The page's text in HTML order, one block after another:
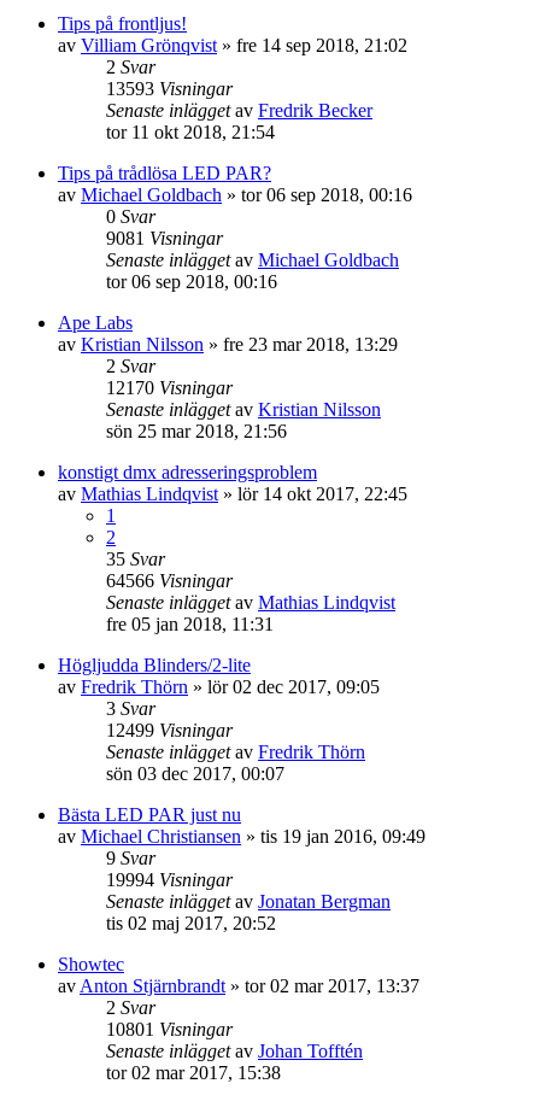
Tips på frontljus!
av Villiam Grönqvist » fre 14 sep 2018, 21:02
2 Svar
13593 Visningar
Senaste inläggetav Fredrik Becker
tor 11 okt 2018, 21:54
Tips på trådlösa LED PAR?
av Michael Goldbach » tor 06 sep 2018, 00:16
0 Svar
9081 Visningar
Senaste inläggetav Michael Goldbach
tor 06 sep 2018, 00:16
Ape Labs
av Kristian Nilsson » fre 23 mar 2018, 13:29
2 Svar
12170 Visningar
Senaste inläggetav Kristian Nilsson
sön 25 mar 2018, 21:56
konstigt dmx adresseringsproblem
av Mathias Lindqvist » lör 14 okt 2017, 22:45
1
2
35 Svar
64566 Visningar
Senaste inläggetav Mathias Lindqvist
fre 05 jan 2018, 11:31
Högljudda Blinders/2-lite
av Fredrik Thörn » lör 02 dec 2017, 09:05
3 Svar
12499 Visningar
Senaste inläggetav Fredrik Thörn
sön 03 dec 2017, 00:07
Bästa LED PAR just nu
av Michael Christiansen » tis 19 jan 2016, 09:49
9 Svar
19994 Visningar
Senaste inläggetav Jonatan Bergman
tis 02 maj 2017, 20:52
Showtec
av Anton Stjärnbrandt » tor 02 mar 2017, 13:37
2 Svar
10801 Visningar
Senaste inläggetav Johan Tofftén
tor 02 mar 2017, 15:38